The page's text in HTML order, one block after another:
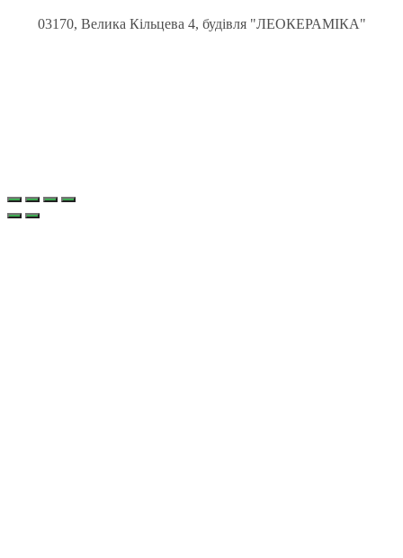
03170, Велика Кільцева 4, будівля "ЛЕОКЕРАМІКА"